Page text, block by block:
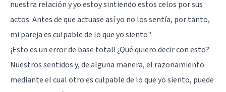
nuestra relación y yo estoy sintiendo estos celos por sus
actos. Antes de que actuase así yo no los sentía, por tanto,
mi pareja es culpable de lo que yo siento".
¡Esto es un error de base total! ¿Qué quiero decir con esto?
Nuestros sentidos y, de alguna manera, el razonamiento
mediante el cual otro es culpable de lo que yo siento, puede